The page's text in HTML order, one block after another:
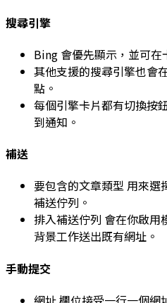
搜尋引擎
Bing 會優先顯示，並可在
其他支援的搜尋引擎也會
點。
每個引擎卡片都有切換按
到通知。
補送
要包含的文章類型 用來選
補送佇列。
排入補送佇列 會在你啟用
背景工作送出既有網址。
手動提交